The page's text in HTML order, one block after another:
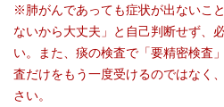
※肺がんであっても症状が出ないこ
ないから大丈夫」と自己判断せず、
い。また、痰の検査で「要精密検査
査だけをもう一度受けるのではなく
さい。